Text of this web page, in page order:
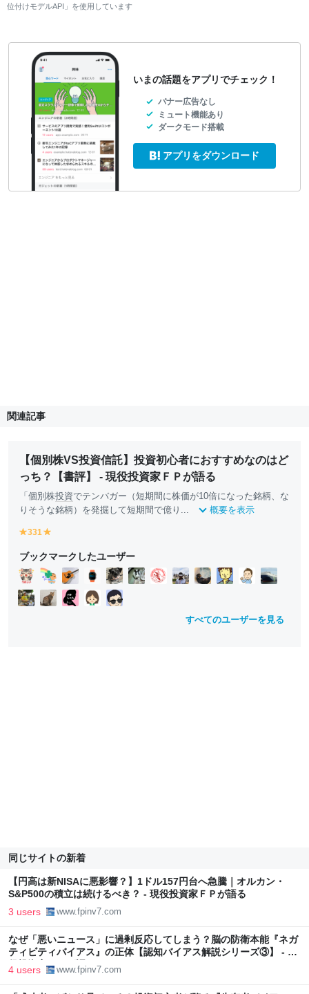
位付けモデルAPI」を使用しています
いまの話題をアプリでチェック！
バナー広告なし
ミュート機能あり
ダークモード搭載
アプリをダウンロード
関連記事
【個別株VS投資信託】投資初心者におすすめなのはど
っち？【書評】 - 現役投資家ＦＰが語る
「個別株投資でテンバガー（短期間に株価が10倍になった銘柄、な
りそうな銘柄）を発掘して短期間で億り...
概要を表示
y
ll
o
w
331
ll
o
w
ブックマークしたユーザー
すべてのユーザーを見る
同じサイトの新着
【円高は新NISAに悪影響？】1ドル157円台へ急騰｜オルカン・
S&P500の積立は続けるべき？ - 現役投資家ＦＰが語る
3 users www.fpinv7.com
なぜ「悪いニュース」に過剰反応してしまう？脳の防衛本能『ネガ
ティビティバイアス』の正体【認知バイアス解説シリーズ③】 - 現
役投資家ＦＰが語る
4 users www.fpinv7.com